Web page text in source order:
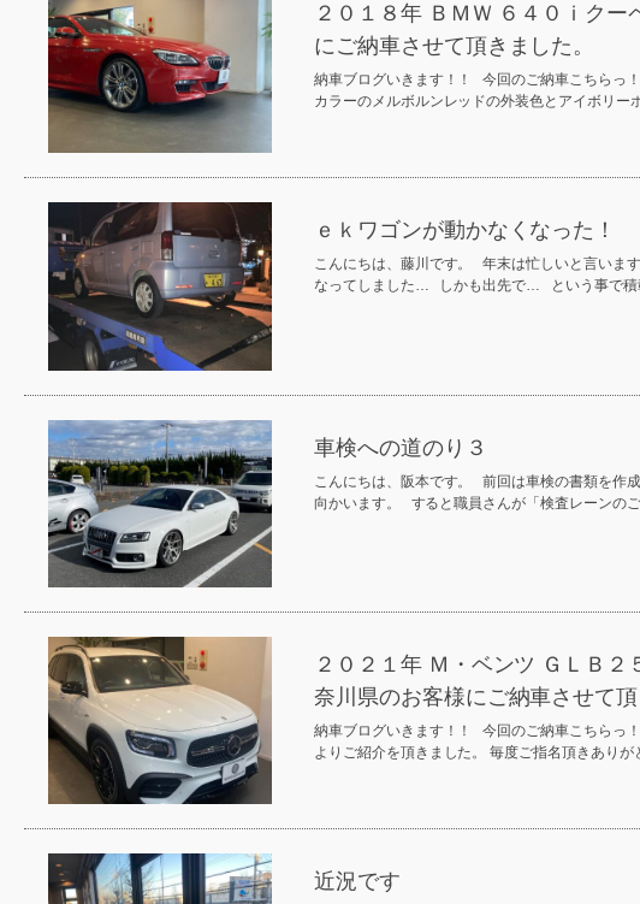
２０１８年 ＢＭＷ ６４０ｉク
にご納車させて頂きました。
納車ブログいきます！！ 今回のご納車こちらっ
カラーのメルボルンレッドの外装色とアイボリ
ｅｋワゴンが動かなくなった！
こんにちは、藤川です。 年末は忙しいと言いま
なってしました… しかも出先で… という事で積
車検への道のり３
こんにちは、阪本です。 前回は車検の書類を作
向かいます。 すると職員さんが「検査レーンの
２０２１年 Ｍ・ベンツ ＧＬＢ
奈川県のお客様にご納車させて頂
納車ブログいきます！！ 今回のご納車こちらっ
よりご紹介を頂きました。 毎度ご指名頂きあり
近況です